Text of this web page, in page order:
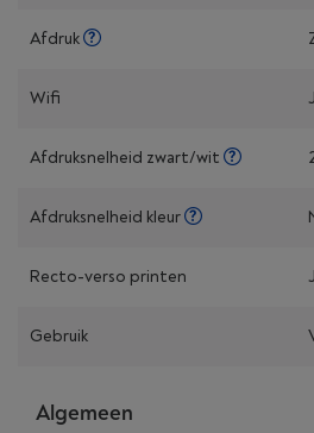
Afdruk
Wifi
Afdruksnelheid zwart/wit
Afdruksnelheid kleur
Recto-verso printen
Gebruik
Algemeen